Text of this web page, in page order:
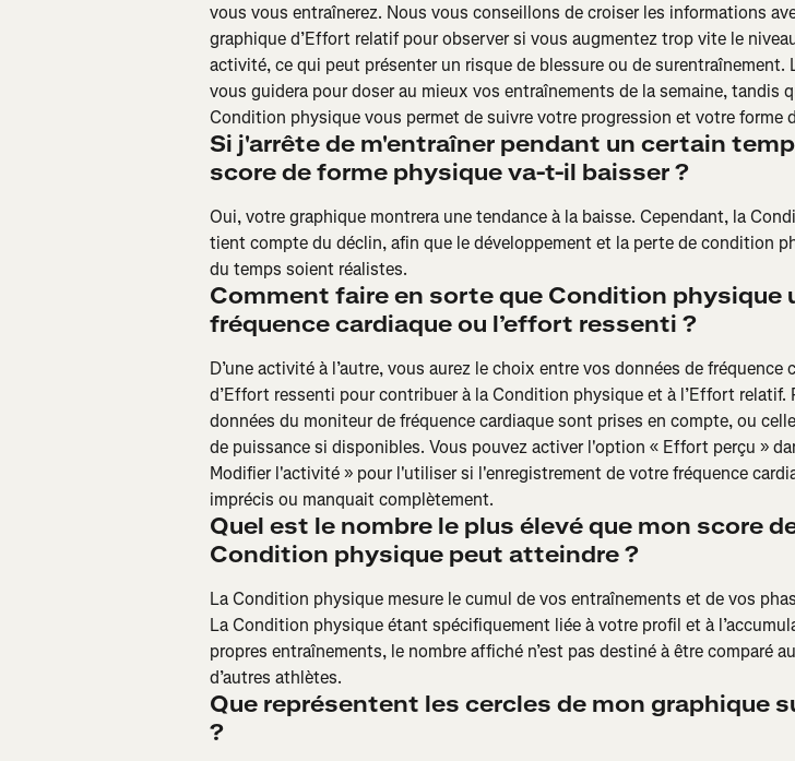
vous vous entraînerez. Nous vous conseillons de croiser les informations
graphique d’Effort relatif pour observer si vous augmentez trop vite le
activité, ce qui peut présenter un risque de blessure ou de surentraînement.
vous guidera pour doser au mieux vos entraînements de la semaine, tandis
Condition physique vous permet de suivre votre progression et votre forme
Si j'arrête de m'entraîner pendant un certain
score de forme physique va-t-il baisser ?
Oui, votre graphique montrera une tendance à la baisse. Cependant, la
tient compte du déclin, afin que le développement et la perte de condition
du temps soient réalistes.
Comment faire en sorte que Condition physique
fréquence cardiaque ou l’effort ressenti ?
D’une activité à l’autre, vous aurez le choix entre vos données de fréquence
d’Effort ressenti pour contribuer à la Condition physique et à l’Effort relatif.
données du moniteur de fréquence cardiaque sont prises en compte, ou
de puissance si disponibles. Vous pouvez activer l'option « Effort perçu »
Modifier l'activité » pour l'utiliser si l'enregistrement de votre fréquence
imprécis ou manquait complètement.
Quel est le nombre le plus élevé que mon score
Condition physique peut atteindre ?
La Condition physique mesure le cumul de vos entraînements et de vos
La Condition physique étant spécifiquement liée à votre profil et à
propres entraînements, le nombre affiché n’est pas destiné à être comparé
d’autres athlètes.
Que représentent les cercles de mon graphique
?